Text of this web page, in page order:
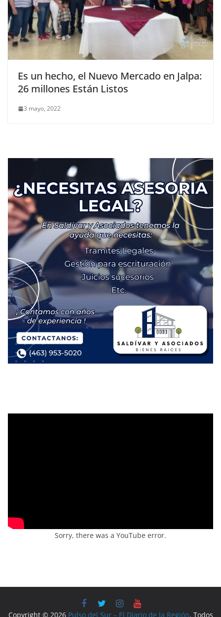
Es un hecho, el Nuevo Mercado en Jalpa:
26 millones Están Listos
3 mayo, 2022
Sorry, there was a YouTube error.
Copyright © 2026 Pulso del Sur – El Diario de la Región. Todos